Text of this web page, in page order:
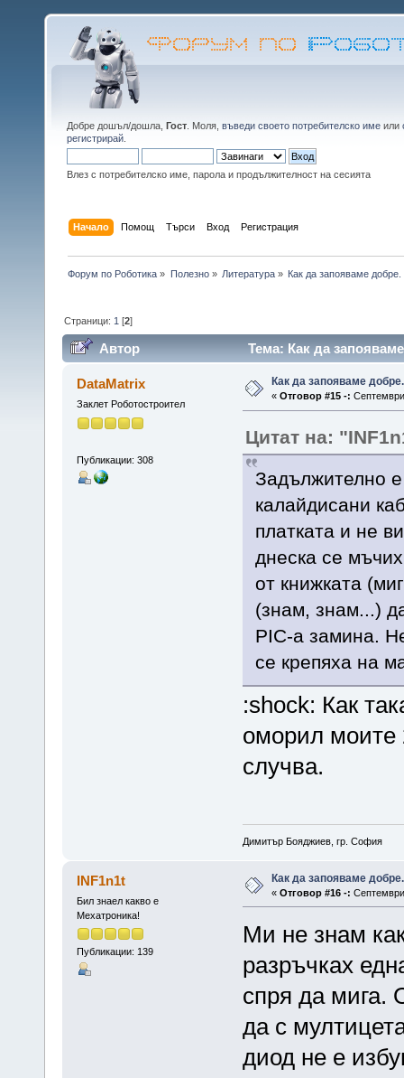
Добре дошъл/дошла, Гост . Моля, въведи своето потребителско име или
регистрирай
Влез с потребителско име, парола и продължителност на сесията
Начало Помощ Търси Вход Регистрация
Форум по Роботика » Полезно» Литература» Как да запояваме добре.
Страници: 1 [2]
Автор Тема: Как да
DataMatrix
Заклет Роботостроител
Публикации: 308
Как да запояваме добре.
« Отговор #15 -:
Цитат на:
Задължително
калайдисани
платката и не
днеска се
от книжката
(знам, знам...)
PIC-а замина.
се крепяха на
:shock: Как
оморил моите
случва.
Димитър Бояджиев, гр. София
INF1n1t
Бил знаел какво е
Мехатроника!
Публикации: 139
Как да запояваме добре.
« Отговор #16 -:
Ми не знам
разръчках
спря да мига.
да с
диод не е